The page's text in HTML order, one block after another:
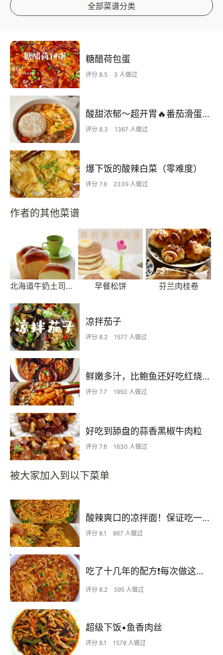
全部菜谱分类
糖醋荷包蛋
评分 8.5 3 人做过
酸甜浓郁～超开胃🔥番茄滑蛋牛肉饭
评分 8.3 1367 人做过
爆下饭的酸辣白菜（零难度）
评分 7.6 2339 人做过
作者的其他菜谱
北海道牛奶土司面包 早餐松饼 芬兰肉桂卷
凉拌茄子
评分 8.2 1577 人做过
鲜嫩多汁，比鲍鱼还好吃红烧香菇
评分 7.7 1950 人做过
好吃到舔盘的蒜香黑椒牛肉粒
评分 7.6 1630 人做过
被大家加入到以下菜单
酸辣爽口的凉拌面！保证吃一次就上瘾
评分 8.1 867 人做过
吃了十几年的配方❗️每次做这至少吃2碗
评分 8.2 595 人做过
超级下饭•鱼香肉丝
评分 8.1 1578 人做过